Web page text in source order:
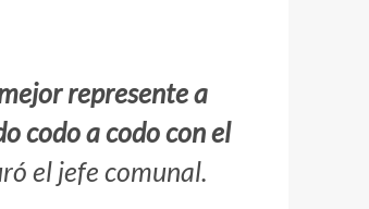
represente a
codo a codo con el
el jefe comunal.